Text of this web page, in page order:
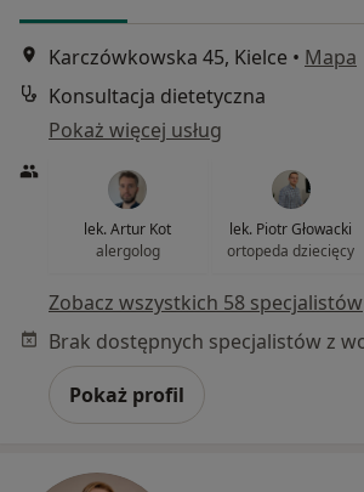
Karczówkowska 45, Kielce • Mapa
Konsultacja dietetyczna
Pokaż więcej usług
lek. Artur Kot
alergolog
lek. Piotr Głowacki
ortopeda dziecięcy
Zobacz wszystkich 58 specjalistów
Pokaż profil